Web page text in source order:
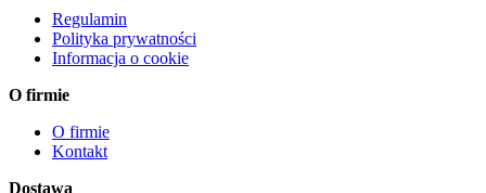
Regulamin
Polityka prywatności
Informacja o cookie
O firmie
O firmie
Kontakt
Dostawa